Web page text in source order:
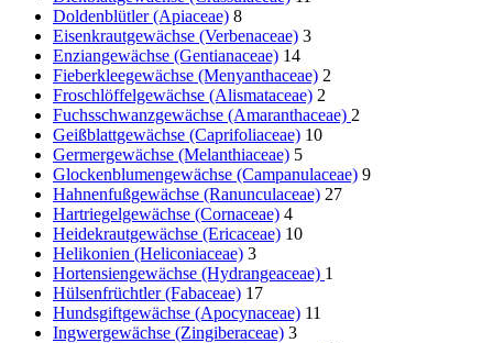
Doldenblütler (Apiaceae) 8
Eisenkrautgewächse (Verbenaceae) 3
Enziangewächse (Gentianaceae) 14
Fieberkleegewächse (Menyanthaceae) 2
Froschlöffelgewächse (Alismataceae) 2
Fuchsschwanzgewächse (Amaranthaceae) 2
Geißblattgewächse (Caprifoliaceae) 10
Germergewächse (Melanthiaceae) 5
Glockenblumengewächse (Campanulaceae) 9
Hahnenfußgewächse (Ranunculaceae) 27
Hartriegelgewächse (Cornaceae) 4
Heidekrautgewächse (Ericaceae) 10
Helikonien (Heliconiaceae) 3
Hortensiengewächse (Hydrangeaceae) 1
Hülsenfrüchtler (Fabaceae) 17
Hundsgiftgewächse (Apocynaceae) 11
Ingwergewächse (Zingiberaceae) 3